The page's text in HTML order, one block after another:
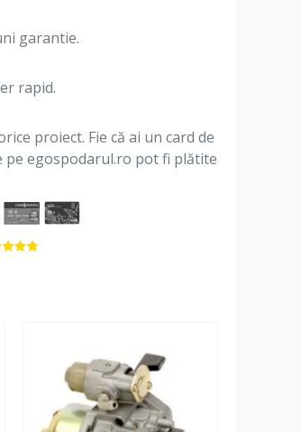
garantie.
rapid.
proiect. Fie că ai un card de
pe egospodarul.ro pot fi plătite